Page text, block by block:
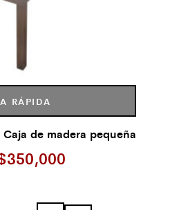
RÁPIDA
de madera pequeña
350,000